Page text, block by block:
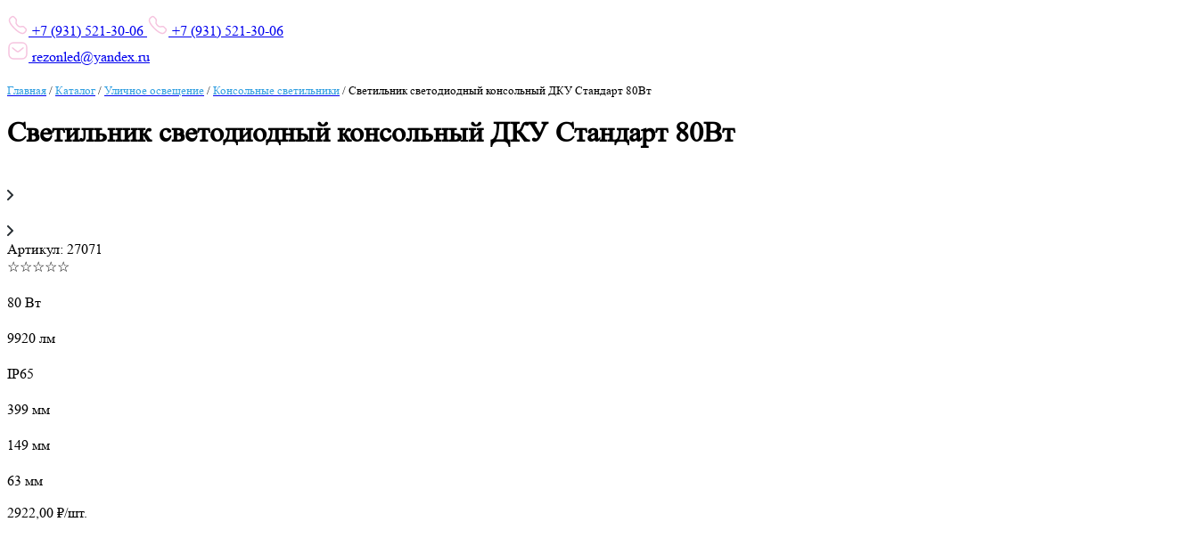
+7 (931) 521-30-06
+7 (931) 521-30-06
rezonled@yandex.ru
Главная / Каталог/ Уличное освещение / Консольные светильники / Светильник светодиодный консольный ДКУ Стандарт 80Вт
Светильник светодиодный консольный ДКУ Стандарт 80Вт
Артикул: 27071
☆☆☆☆☆
80 Вт
9920 лм
IP65
399 мм
149 мм
63 мм
2922,00 ₽/шт.